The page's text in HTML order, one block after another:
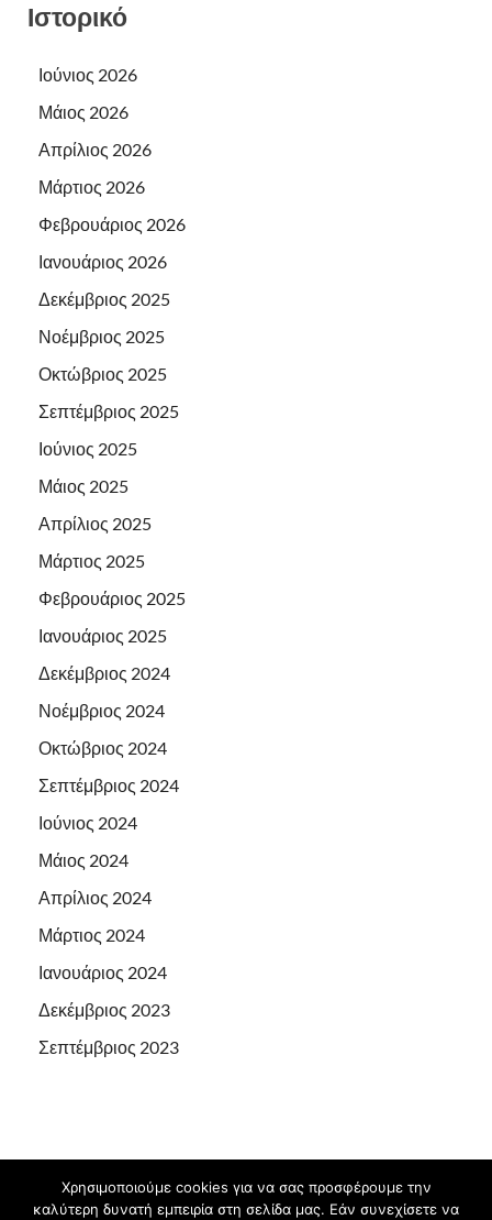
Ιστορικό
Ιούνιος 2026
Μάιος 2026
Απρίλιος 2026
Μάρτιος 2026
Φεβρουάριος 2026
Ιανουάριος 2026
Δεκέμβριος 2025
Νοέμβριος 2025
Οκτώβριος 2025
Σεπτέμβριος 2025
Ιούνιος 2025
Μάιος 2025
Απρίλιος 2025
Μάρτιος 2025
Φεβρουάριος 2025
Ιανουάριος 2025
Δεκέμβριος 2024
Νοέμβριος 2024
Οκτώβριος 2024
Σεπτέμβριος 2024
Ιούνιος 2024
Μάιος 2024
Απρίλιος 2024
Μάρτιος 2024
Ιανουάριος 2024
Δεκέμβριος 2023
Σεπτέμβριος 2023
Πνευματικά δικαιώματα © 2026 1ο ΕΙΔΙΚΟ ΔΗΜΟΤΙΚΟ
Χρησιμοποιούμε cookies για να σας προσφέρουμε την
καλύτερη δυνατή εμπειρία στη σελίδα μας. Εάν συνεχίσετε να